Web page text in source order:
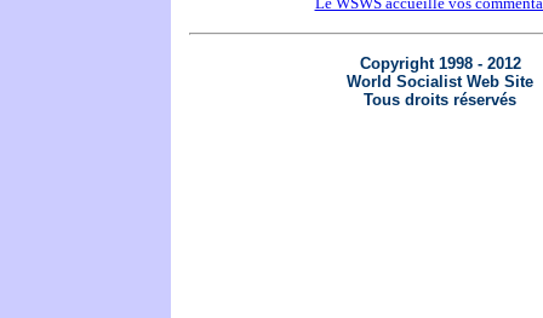
Copyright 1998 - 2012
World Socialist Web Site
Tous droits réservés